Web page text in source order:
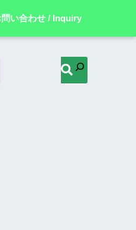
問い合わせ / Inquiry